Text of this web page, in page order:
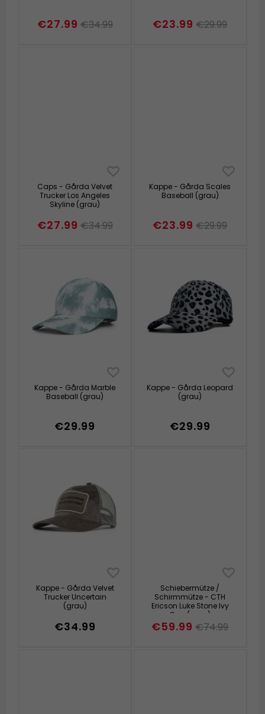
€27.99 €34.99 €23.99 €29.99
Caps - Gårda Velvet
Trucker Los Angeles
Skyline (grau)
€27.99 €34.99
Kappe - Gårda Scales
Baseball (grau)
€23.99 €29.99
Kappe - Gårda Marble
Baseball (grau)
€29.99
Kappe - Gårda Leopard
(grau)
€29.99
Kappe - Gårda Velvet
Trucker Uncertain
(grau)
€34.99
Schiebermütze /
Schirmmütze - CTH
Ericson Luke Stone Ivy
Cap (grau)
€59.99 €74.99